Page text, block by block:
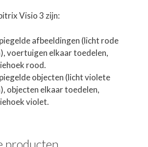
Visio 3 zijn:
afbeeldingen (licht rode
voertuigen elkaar toedelen,
rood.
objecten (licht violete
objecten elkaar toedelen,
violet.